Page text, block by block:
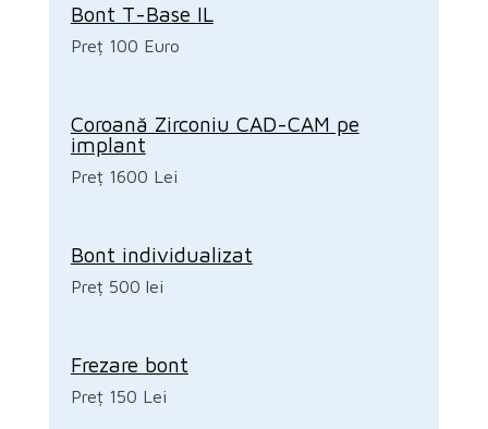
Bont T-Base IL
Preț 100 Euro
Coroană Zirconiu CAD-CAM pe
implant
Preț 1600 Lei
Bont individualizat
Preț 500 lei
Frezare bont
Preț 150 Lei